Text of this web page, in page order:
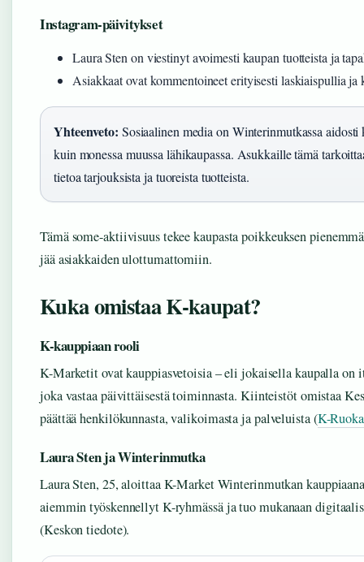
Instagram-päivitykset
Laura Sten on viestinyt avoimesti kaupan tuotteista ja
Asiakkaat ovat kommentoineet erityisesti laskiaispullia ja
Yhteenveto: Sosiaalinen media on Winterinmutkassa aidosti
kuin monessa muussa lähikaupassa. Asukkaille tämä
tietoa tarjouksista ja tuoreista tuotteista.
Tämä some-aktiivisuus tekee kaupasta poikkeuksen
jää asiakkaiden ulottumattomiin.
Kuka omistaa K-kaupat?
K-kauppiaan rooli
K-Marketit ovat kauppiasvetoisia – eli jokaisella kaupalla on
joka vastaa päivittäisestä toiminnasta. Kiinteistöt omistaa
päättää henkilökunnasta, valikoimasta ja palveluista (K-Ruoka
Laura Sten ja Winterinmutka
Laura Sten, 25, aloittaa K-Market Winterinmutkan
aiemmin työskennellyt K-ryhmässä ja tuo mukanaan
(Keskon tiedote).